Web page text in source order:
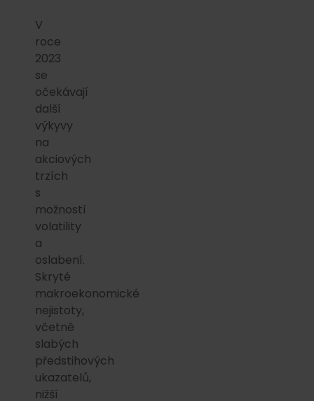
V
roce
2023
se
očekávají
další
výkyvy
na
akciových
trzích
s
možností
volatility
a
oslabení.
Skryté
makroekonomické
nejistoty,
včetně
slabých
předstihových
ukazatelů,
nižší